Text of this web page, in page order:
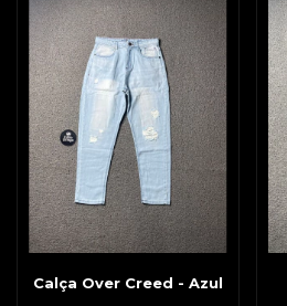
Calça Over Creed - Azul